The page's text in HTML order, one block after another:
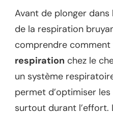
Avant de plonger
de la respiration
comprendre
respiration chez le
un système
permet d’optimiser les
surtout durant l’effort.